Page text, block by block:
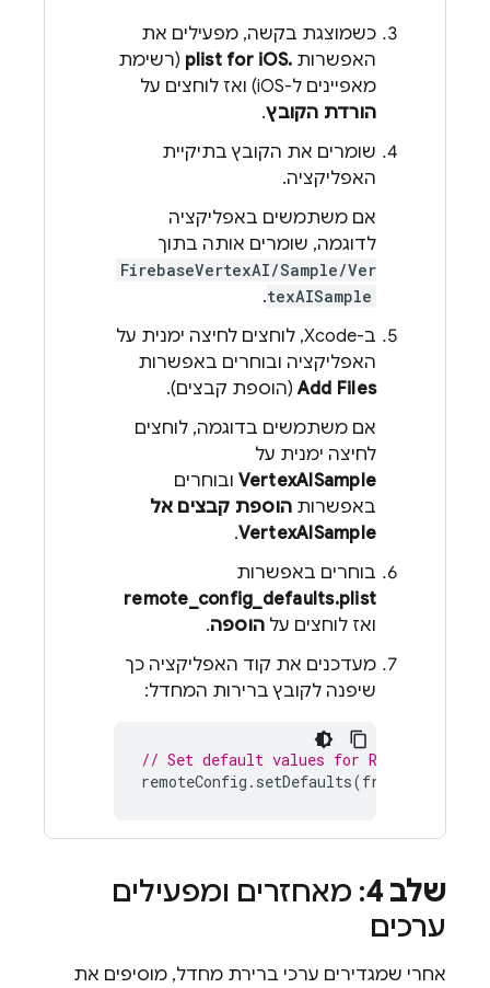
כשמוצגת בקשה, מפעילים את
האפשרות .plist for iOS
(רשימת
מאפיינים ל-iOS) ואז לוחצים על
הורדת הקובץ.
שומרים את הקובץ בתיקיית
האפליקציה.
אם משתמשים באפליקציה
לדוגמה, שומרים אותה בתוך
FirebaseVertexAI/Sample/Ver
texAISample
.
ב-Xcode, לוחצים לחיצה ימנית על
האפליקציה ובוחרים באפשרות
Add Files(הוספת קבצים).
אם משתמשים בדוגמה, לוחצים
לחיצה ימנית על
VertexAISample ובוחרים
באפשרות הוספת קבצים אל
VertexAISample
.
בוחרים באפשרות
remote_config_defaults.plist
ואז לוחצים על הוספה.
מעדכנים את קוד האפליקציה כך
שיפנה לקובץ ברירות המחדל:
// Set default values for Remote Config
remoteConfig . setDefaults(fromPlist
שלב 4
: מאחזרים ומפעילים
ערכים
אחרי שמגדירים ערכי ברירת מחדל, מוסיפים את